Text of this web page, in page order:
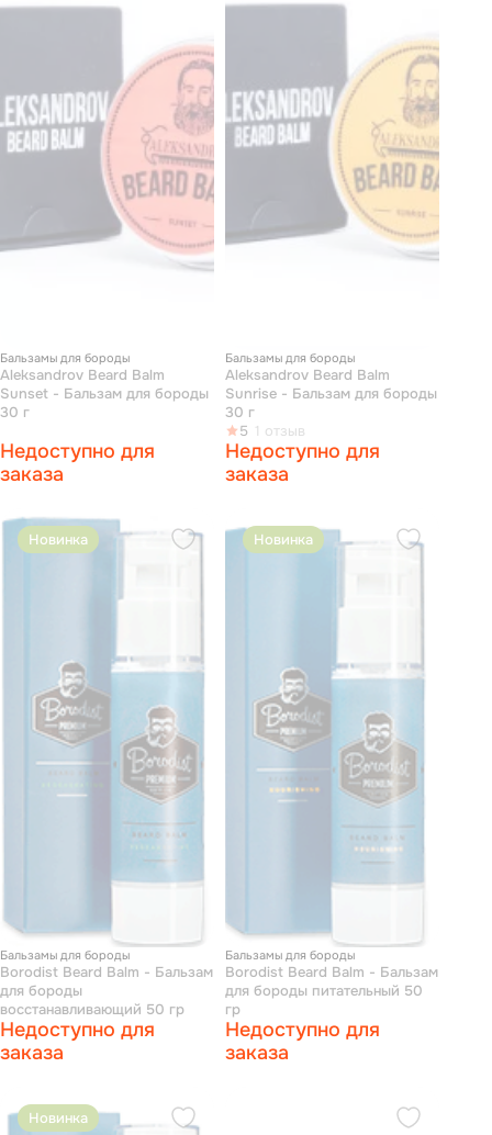
Бальзамы для бороды
Aleksandrov Beard Balm
Sunset - Бальзам для бороды
30 г
Недоступно для
заказа
Бальзамы для бороды
Aleksandrov Beard Balm
Sunrise - Бальзам для бороды
30 г
5 1 отзыв
Недоступно для
заказа
Новинка
Бальзамы для бороды
Borodist Beard Balm - Бальзам
для бороды
восстанавливающий 50 гр
Недоступно для
заказа
Новинка
Бальзамы для бороды
Borodist Beard Balm - Бальзам
для бороды питательный 50
гр
Недоступно для
заказа
Новинка